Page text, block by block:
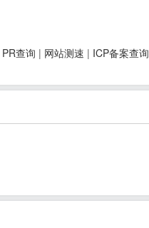
PR查询 | 网站测速 | ICP备案查询